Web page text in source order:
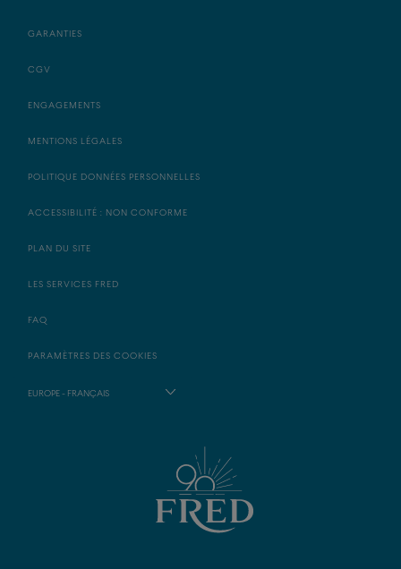
GARANTIES
CGV
ENGAGEMENTS
MENTIONS LÉGALES
POLITIQUE DONNÉES PERSONNELLES
ACCESSIBILITÉ : NON CONFORME
PLAN DU SITE
LES SERVICES FRED
FAQ
PARAMÈTRES DES COOKIES
EUROPE - FRANÇAIS